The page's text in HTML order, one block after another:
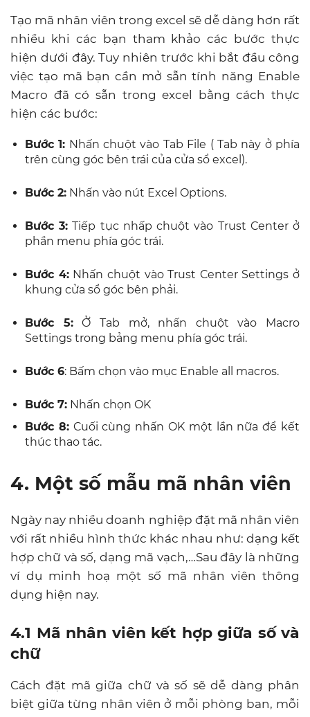
Tạo mã nhân viên trong excel sẽ dễ dàng hơn rất
nhiều khi các bạn tham khảo các bước thực
hiện dưới đây. Tuy nhiên trước khi bắt đầu công
việc tạo mã bạn cần mở sẵn tính năng Enable
Macro đã có sẵn trong excel bằng cách thực
hiện các bước:
Bước 1: Nhấn chuột vào Tab File ( Tab này ở phía
trên cùng góc bên trái của cửa sổ excel).
Bước 2: Nhấn vào nút Excel Options.
Bước 3: Tiếp tục nhấp chuột vào Trust Center ở
phần menu phía góc trái.
Bước 4:Nhấn chuột vào Trust Center Settings ở
khung cửa sổ góc bên phải.
Bước 5:Ở Tab mở, nhấn chuột vào Macro
Settings trong bảng menu phía góc trái.
Bước 6: Bấm chọn vào mục Enable all macros.
Bước 7: Nhấn chọn OK
Bước 8:Cuối cùng nhấn OK một lần nữa để kết
thúc thao tác.
4. Một số mẫu mã nhân viên
Ngày nay nhiều doanh nghiệp đặt mã nhân viên
với rất nhiều hình thức khác nhau như: dạng kết
hợp chữ và số, dạng mã vạch,…Sau đây là những
ví dụ minh hoạ một số mã nhân viên thông
dụng hiện nay.
4.1 Mã nhân viên kết hợp giữa số và
chữ
Cách đặt mã giữa chữ và số sẽ dễ dàng phân
biệt giữa từng nhân viên ở mỗi phòng ban, mỗi